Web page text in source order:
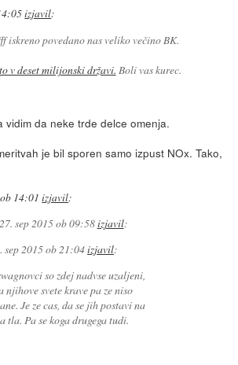
izjavil:
iskreno povedano nas veliko večino BK.
v deset milijonski državi. Boli vas kurec.
vidim da neke trde delce omenja.
je bil sporen samo izpust NOx. Tako,
14:01 izjavil:
27. sep 2015 ob 09:58izjavil:
sep 2015 ob 21:04izjavil:
so zdej nadvse uzaljeni,
njihove svete krave pa ze niso
Je ze cas, da se jih postavi na
tla. Pa se koga drugega tudi.